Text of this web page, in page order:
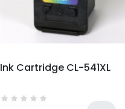
Ink Cartridge CL-541XL